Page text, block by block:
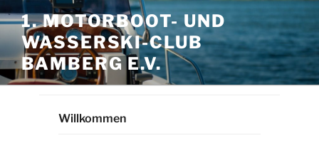
Inhalt
springen
1. MOTORBOOT- UND
WASSERSKI-CLUB
BAMBERG E.V.
Willkommen